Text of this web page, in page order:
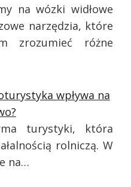
na wózki widłowe
narzędzia, które
zrozumieć różne
wpływa na
turystyki, która
rolniczą. W
na…